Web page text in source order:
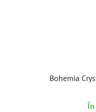
Bohemia
În